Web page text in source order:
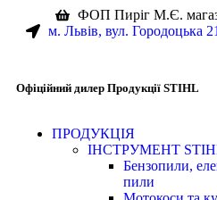
ФОП Пиріг М.Є.
м. Львів, вул. Городоцька
Офіційний дилер Продукції STIHL
ПРОДУКЦІЯ
ІНСТРУМЕНТ
Бензопили,
пили